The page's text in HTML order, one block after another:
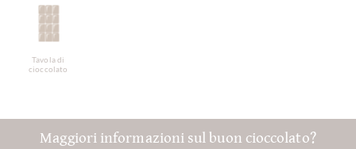
Tavola di
cioccolato
Maggiori informazioni sul buon cioccolato?